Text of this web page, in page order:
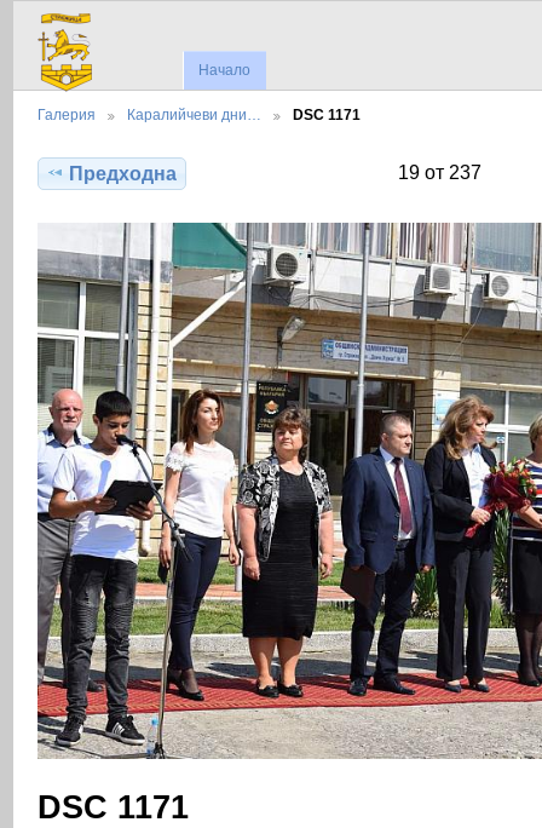
Начало
Галерия Каралийчеви дни… DSC 1171
Предходна 19 от 237
DSC 1171